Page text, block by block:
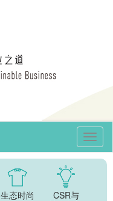
生态时尚
CSR与